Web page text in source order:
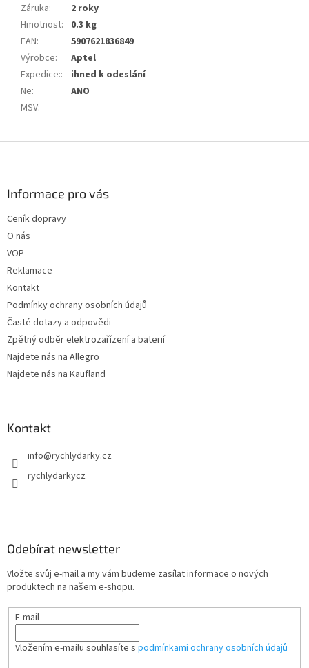
Záruka:
2 roky
Hmotnost:
0.3 kg
EAN:
5907621836849
Výrobce:
Aptel
Expedice::
ihned k odeslání
Ne:
ANO
MSV:
Informace pro vás
Ceník dopravy
O nás
VOP
Reklamace
Kontakt
Podmínky ochrany osobních údajů
Časté dotazy a odpovědi
Zpětný odběr elektrozařízení a baterií
Najdete nás na Allegro
Najdete nás na Kaufland
Kontakt
info@rychlydarky.cz
rychlydarkycz
Odebírat newsletter
Vložte svůj e-mail a my vám budeme zasílat informace o nových
produktech na našem e-shopu.
E-mail
Vložením e-mailu souhlasíte s podmínkami ochrany osobních údajů